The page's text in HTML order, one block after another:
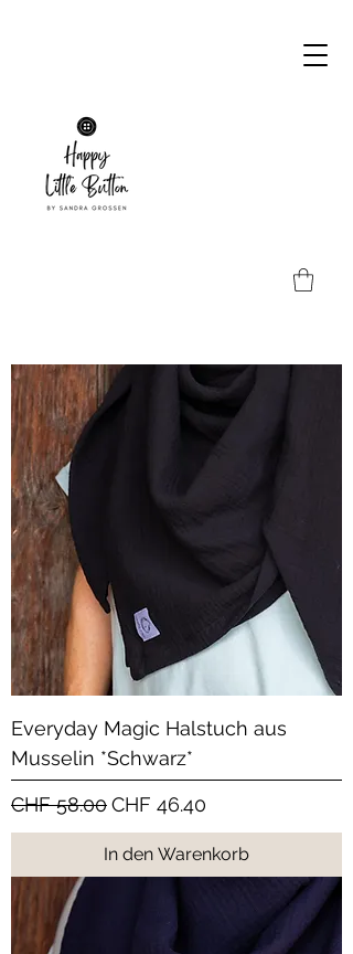
Everyday Magic Halstuch aus
Musselin *Schwarz*
Standardpreis
CHF 58.00Sale-Preis
CHF 46.40
In den Warenkorb